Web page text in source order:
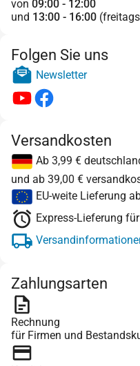
von 09:00 - 12:00
und 13:00 - 16:00
Folgen Sie uns
Newsletter
Versandkosten
Ab 3,99 €
und ab 39,00 €
EU-weite Lieferung
Express-Lieferung
Zahlungsarten
Rechnung
für Firmen und